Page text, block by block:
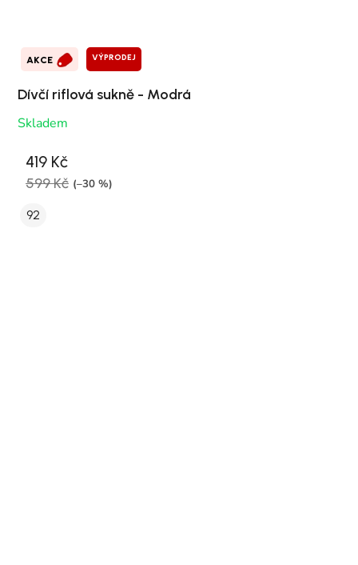
AKCE VÝPRODEJ
Dívčí riflová sukně - Modrá
Skladem
419 Kč
599 Kč (–30 %)
92